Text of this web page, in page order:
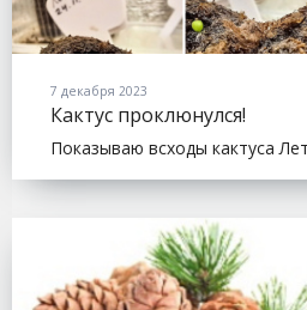
7 декабря 2023
Кактус проклюнулся!
Показываю всходы кактуса